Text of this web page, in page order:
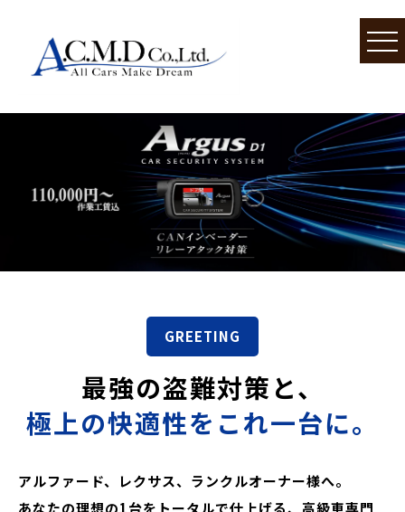
GREETING
最強の盗難対策と、
極上の快適性をこれ一台に。
アルファード、レクサス、ランクルオーナー様へ。
あなたの理想の1台をトータルで仕上げる、高級車専門